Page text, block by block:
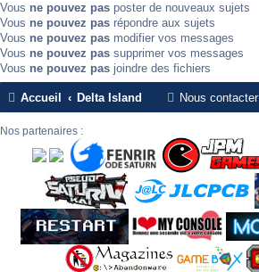
Vous ne pouvez pas poster de nouveaux sujets
Vous ne pouvez pas répondre aux sujets
Vous ne pouvez pas modifier vos messages
Vous ne pouvez pas supprimer vos messages
Vous ne pouvez pas joindre des fichiers
Accueil Delta Island Nous contacter
Nos partenaires :